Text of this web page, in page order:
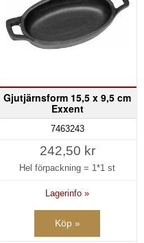
Gjutjärnsform 15,5 x 9,5 cm
Exxent
7463243
242,50 kr
Hel förpackning = 1*1 st
Lagerinfo »
Köp »